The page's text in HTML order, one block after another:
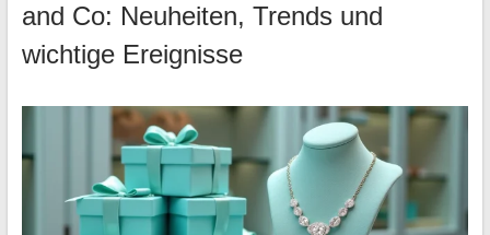
and Co: Neuheiten, Trends und
wichtige Ereignisse